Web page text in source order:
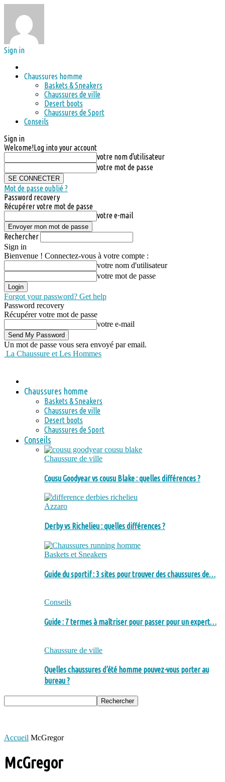
Sign in
Chaussures homme
Baskets & Sneakers
Chaussures de ville
Desert boots
Chaussures de Sport
Conseils
Sign in
Welcome!Log into your account
votre nom d'utilisateur
votre mot de passe
Mot de passe oublié ?
Password recovery
Récupérer votre mot de passe
votre e-mail
Rechercher
Sign in
Bienvenue ! Connectez-vous à votre compte :
votre nom d'utilisateur
votre mot de passe
Forgot your password? Get help
Password recovery
Récupérer votre mot de passe
votre e-mail
Un mot de passe vous sera envoyé par email.
La Chaussure et Les Hommes
Chaussures homme
Baskets & Sneakers
Chaussures de ville
Desert boots
Chaussures de Sport
Conseils
Chaussure de ville
Cousu Goodyear vs cousu Blake : quelles différences ?
Azzaro
Derby vs Richelieu : quelles différences ?
Baskets et Sneakers
Guide du sportif : 3 sites pour trouver des chaussures de…
Conseils
Guide : 7 termes à maîtriser pour passer pour un expert…
Chaussure de ville
Quelles chaussures d’été homme pouvez-vous porter au
bureau ?
Accueil McGregor
McGregor